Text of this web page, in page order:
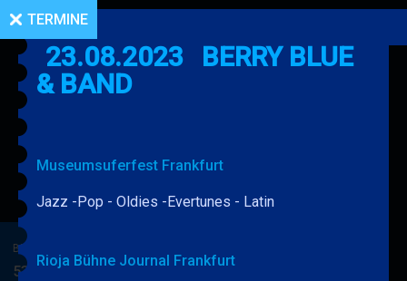
BERRY BLUE & BAND
53. JAZZ Matinee in den
TERMINE
23.08.2023
BERRY BLUE
& BAND
Museumsuferfest Frankfurt
Jazz -Pop - Oldies -Evertunes - Latin
Rioja Bühne Journal Frankfurt